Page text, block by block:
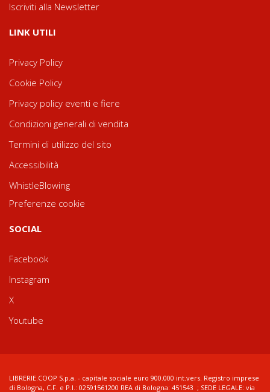
Iscriviti alla Newsletter
LINK UTILI
Privacy Policy
Cookie Policy
Privacy policy eventi e fiere
Condizioni generali di vendita
Termini di utilizzo del sito
Accessibilità
WhistleBlowing
Preferenze cookie
SOCIAL
Facebook
Instagram
X
Youtube
LIBRERIE.COOP S.p.a. - capitale sociale euro 900.000 int.vers. Registro imprese
di Bologna, C.F. e P.I.: 02591561200 REA di Bologna: 451543 ; SEDE LEGALE: via